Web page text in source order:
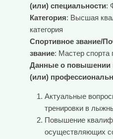
(или) специальности:
Категория: Высшая
категория
Спортивное звание/
звание: Мастер
Данные о повышении
(или)
Актуальные
тренировки в
Повышение
осуществляющих